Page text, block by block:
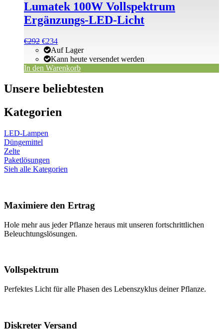
Lumatek 100W Vollspektrum
Ergänzungs-LED-Licht
Ursprünglicher
Preis
war:
€292
€292Aktueller
Preis
ist:
€292.
€234
Auf Lager
Kann heute versendet werden
In den Warenkorb
Unsere beliebtesten
Kategorien
LED-Lampen
Düngemittel
Zelte
Paketlösungen
Sieh alle Kategorien
Maximiere den Ertrag
Hole mehr aus jeder Pflanze heraus mit unseren fortschrittlichen
Beleuchtungslösungen.
Vollspektrum
Perfektes Licht für alle Phasen des Lebenszyklus deiner Pflanze.
Diskreter Versand